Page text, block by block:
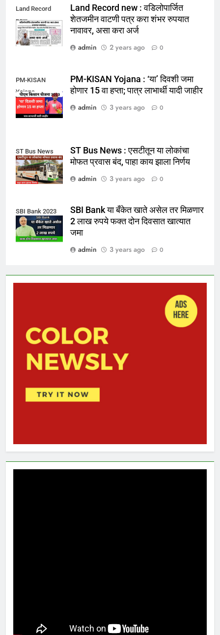
Land Record
new
Land Record new : वडिलोपार्जित
शेतजमीन वाटणी पत्र करा शंभर रुपयात
नावावर, असा करा अर्ज
admin
2 years ago 0
PM-KISAN
Yojana
PM-KISAN Yojana : ‘या’ दिवशी जमा
होणार 15 वा हप्ता; पात्र लाभार्थी यादी जाहीर
admin
3 years ago 0
ST Bus News
ST Bus News : एसटीतून या लोकांचा
मोफत प्रवास बंद, पाहा काय झाला निर्णय
admin
3 years ago 0
SBI Bank 2023
SBI Bank या बँकेत खाते असेल तर मिळणार
2 लाख रुपये फक्त दोन दिवसात खात्यात
जमा
admin
3 years ago 0